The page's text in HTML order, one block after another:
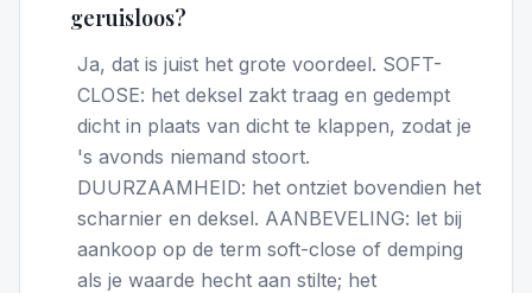
geruisloos?
Ja, dat is juist het grote voordeel. SOFT-
CLOSE: het deksel zakt traag en gedempt
dicht in plaats van dicht te klappen, zodat je
's avonds niemand stoort.
DUURZAAMHEID: het ontziet bovendien het
scharnier en deksel. AANBEVELING: let bij
aankoop op de term soft-close of demping
als je waarde hecht aan stilte; het